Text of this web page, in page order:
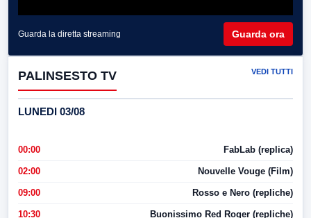
Guarda la diretta streaming Guarda ora
PALINSESTO TV VEDI TUTTI
LUNEDI 03/08
00:00 FabLab (replica)
02:00 Nouvelle Vouge (Film)
09:00 Rosso e Nero (repliche)
10:30 Buonissimo Red Roger (repliche)